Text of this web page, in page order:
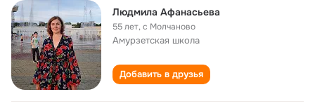
Людмила Афанасьева
55 лет,с Молчаново
Амурзетская школа
Добавить в друзья